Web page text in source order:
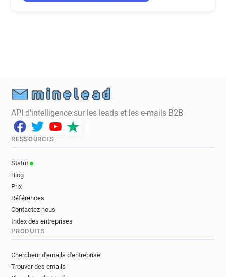
API d'intelligence sur les leads et les e-mails B2B
RESSOURCES
Statut
Blog
Prix
Références
Contactez nous
Index des entreprises
PRODUITS
Chercheur d'emails d'entreprise
Trouver des emails